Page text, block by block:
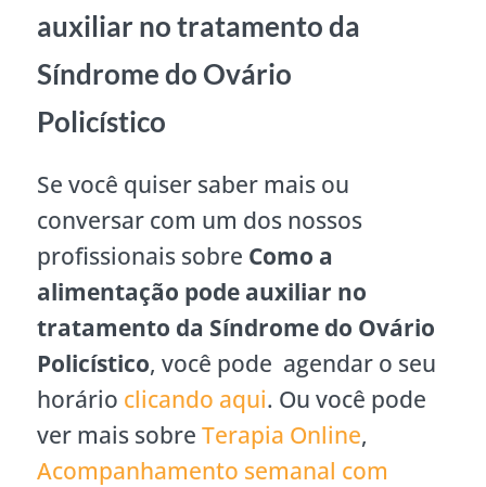
auxiliar no tratamento da
Síndrome do Ovário
Policístico
Se você quiser saber mais ou
conversar com um dos nossos
profissionais sobre Como a
alimentação pode auxiliar no
tratamento da Síndrome do Ovário
Policístico, você pode agendar o seu
horário clicando aqui. Ou você pode
ver mais sobre Terapia Online,
Acompanhamento semanal com